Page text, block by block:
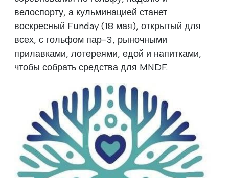
велоспорту, а кульминацией станет
воскресный Funday (18 мая), открытый для
всех, с гольфом пар-3, рыночными
прилавками, лотереями, едой и напитками,
чтобы собрать средства для MNDF.